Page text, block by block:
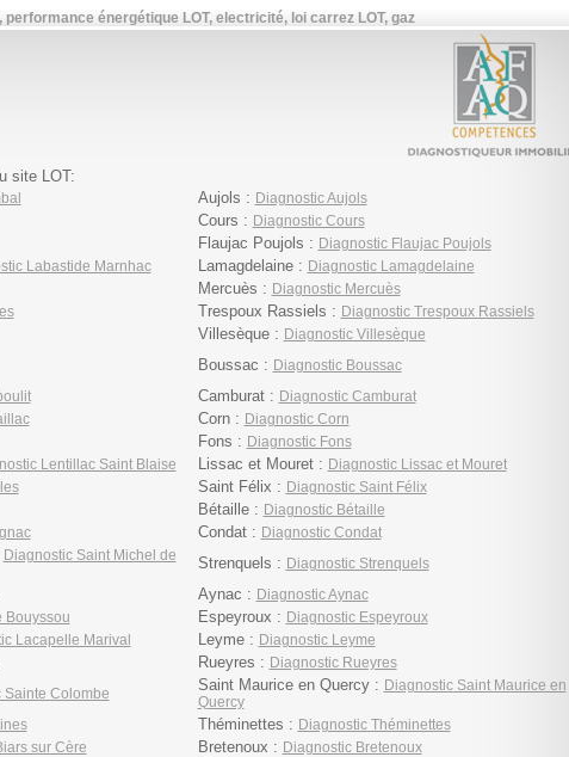
énergétique LOT, electricité, loi carrez LOT, gaz
site LOT:
Aujols : Diagnostic Aujols
Cours : Diagnostic Cours
Flaujac Poujols : Diagnostic Flaujac Poujols
Labastide Marnhac Lamagdelaine : Diagnostic Lamagdelaine
Mercuès : Diagnostic Mercuès
Trespoux Rassiels : Diagnostic Trespoux Rassiels
Villesèque : Diagnostic Villesèque
Boussac : Diagnostic Boussac
Camburat : Diagnostic Camburat
Corn : Diagnostic Corn
Fons : Diagnostic Fons
Lentillac Saint Blaise Lissac et Mouret : Diagnostic Lissac et Mouret
Saint Félix : Diagnostic Saint Félix
Bétaille : Diagnostic Bétaille
Condat : Diagnostic Condat
Diagnostic Saint Michel de
Strenquels : Diagnostic Strenquels
Aynac : Diagnostic Aynac
Bouyssou Espeyroux : Diagnostic Espeyroux
Lacapelle Marival Leyme : Diagnostic Leyme
Rueyres : Diagnostic Rueyres
Sainte Colombe Saint Maurice en Quercy : Diagnostic Saint Maurice en
Quercy
Théminettes : Diagnostic Théminettes
sur Cère Bretenoux : Diagnostic Bretenoux